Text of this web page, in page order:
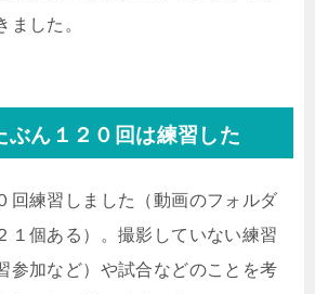
ました。
ぶん１２０回は練習した
回練習しました（動画のフォルダ
１個ある）。撮影していない練習
参加など）や試合などのことを考